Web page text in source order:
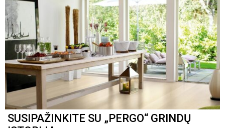
SUSIPAŽINKITE SU „PERGO“ GRINDŲ